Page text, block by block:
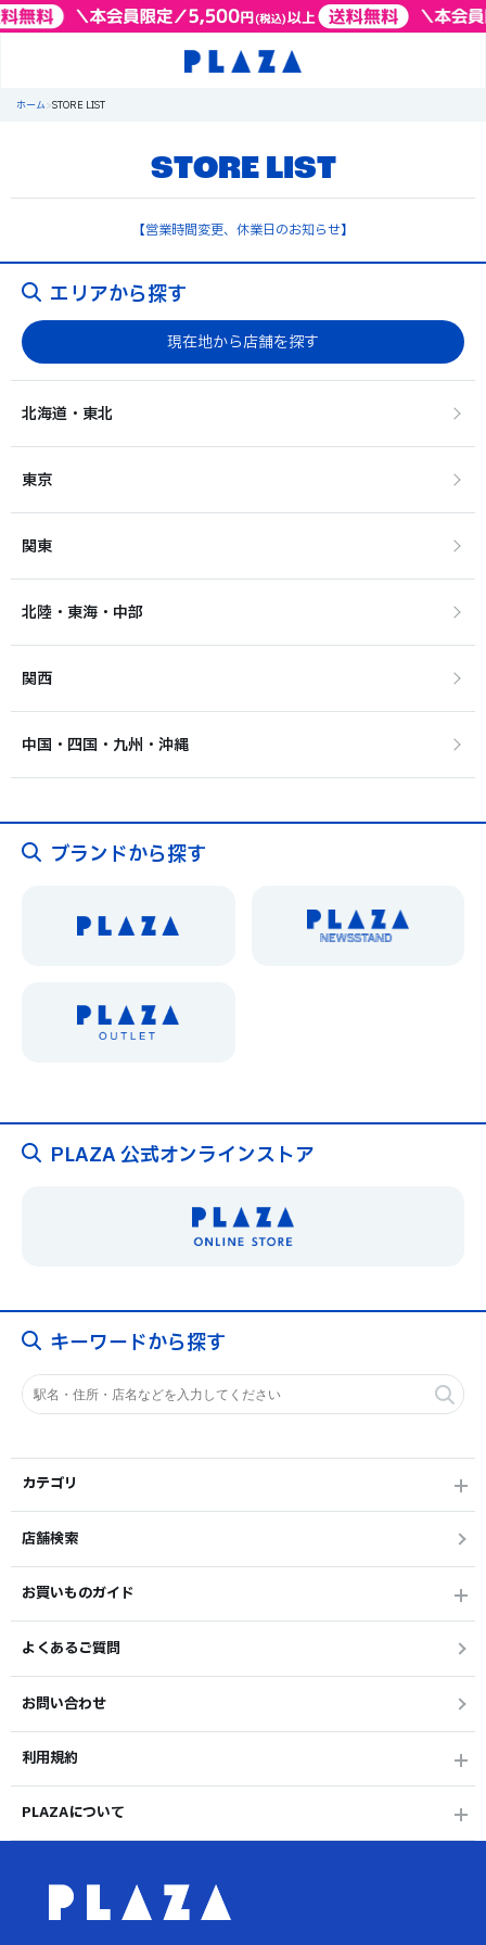
ホーム>STORE LIST
STORE LIST
【営業時間変更、休業日のお知らせ】
エリアから探す
現在地から店舗を探す
北海道・東北
東京
関東
北陸・東海・中部
関西
中国・四国・九州・沖縄
ブランドから探す
PLAZA 公式オンラインストア
キーワードから探す
カテゴリ
店舗検索
お買いものガイド
よくあるご質問
お問い合わせ
利用規約
PLAZAについて